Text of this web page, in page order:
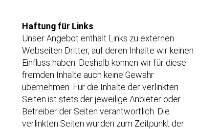
Haftung für Links
Unser Angebot enthält Links zu externen
Webseiten Dritter, auf deren Inhalte wir keinen
Einfluss haben. Deshalb können wir für diese
fremden Inhalte auch keine Gewähr
übernehmen. Für die Inhalte der verlinkten
Seiten ist stets der jeweilige Anbieter oder
Betreiber der Seiten verantwortlich. Die
verlinkten Seiten wurden zum Zeitpunkt der